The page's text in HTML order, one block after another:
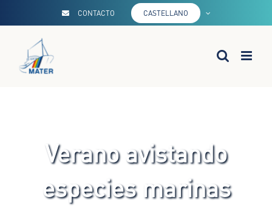
contenido
CONTACTO CASTELLANO
Verano avistando
especies marinas